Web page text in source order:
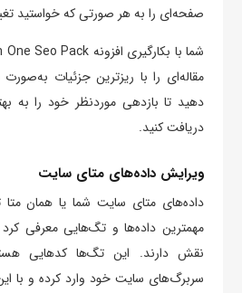
صفحه‌ای را به هر صورتی که خواستید
مقاله‌ای را با ریزترین جزئیات
دهید تا بازدهی موردنظر خود را به
دریافت کنید.
ویرایش داده‌های متای سایت
داده‌های متای سایت شما یا همان
مهمترین داده‌ها و تگ‌هایی معرفی
نقش دارند. این تگ‌ها کدهایی
سربرگ‌های سایت خود وارد کرده و با